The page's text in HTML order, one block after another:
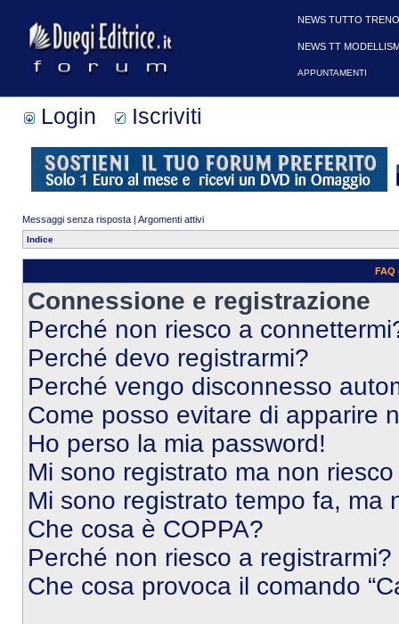
Login Iscriviti
Messaggi senza risposta | Argomenti attivi
Indice
FAQ
Connessione e registrazione
Perché non riesco a
Perché devo registrarmi?
Perché vengo disconnesso
Come posso evitare di apparire
Ho perso la mia password!
Mi sono registrato ma non
Mi sono registrato tempo fa, ma
Che cosa è COPPA?
Perché non riesco a registrarmi?
Che cosa provoca il comando
NEWS TUTTO
NEWS TT
APPUNTAMENTI